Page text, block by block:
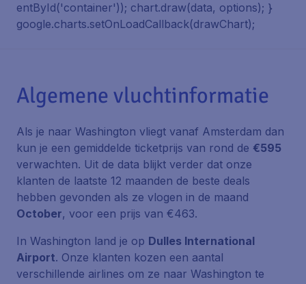
entById('container')); chart.draw(data, options); }
google.charts.setOnLoadCallback(drawChart);
Algemene vluchtinformatie
Als je naar Washington vliegt vanaf Amsterdam dan
kun je een gemiddelde ticketprijs van rond de €595
verwachten. Uit de data blijkt verder dat onze
klanten de laatste 12 maanden de beste deals
hebben gevonden als ze vlogen in de maand
October, voor een prijs van €463.
In Washington land je op Dulles International
Airport. Onze klanten kozen een aantal
verschillende airlines om ze naar Washington te